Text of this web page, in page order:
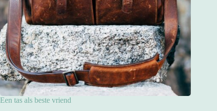
Een tas als beste vriend